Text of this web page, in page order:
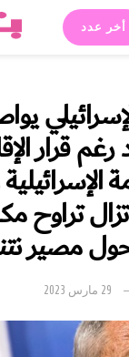
أخر عدد
قرار
تراوح
مصير
29 مارس 2023